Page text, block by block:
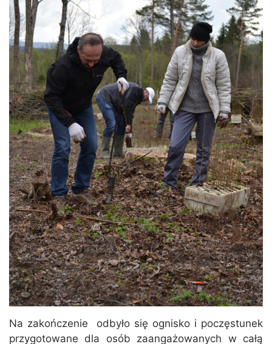
Na zakończenie odbyło się ognisko i poczęstunek
przygotowane dla osób zaangażowanych w całą